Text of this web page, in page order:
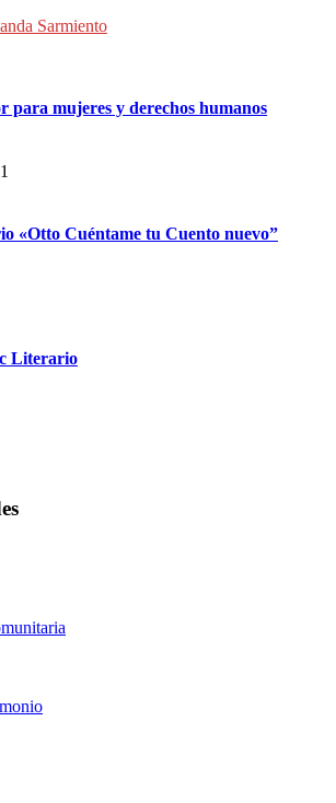
Sarmiento
para mujeres y derechos humanos
«Otto Cuéntame tu Cuento nuevo”
Literario